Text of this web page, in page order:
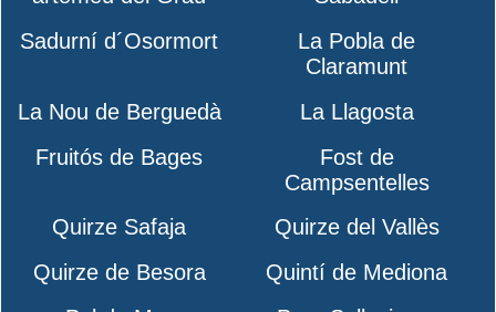
Sadurní d´Osormort
La Pobla de
Claramunt
La Nou de Berguedà
La Llagosta
Fruitós de Bages
Fost de
Campsentelles
Quirze Safaja
Quirze del Vallès
Quirze de Besora
Quintí de Mediona